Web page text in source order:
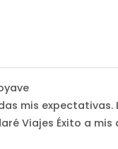
mis
Viajes Éxito a mis